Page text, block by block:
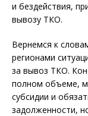
и бездействия,
вывозу ТКО.
Вернемся к
регионами
за вывоз ТКО.
полном объеме,
субсидии и
задолженности,